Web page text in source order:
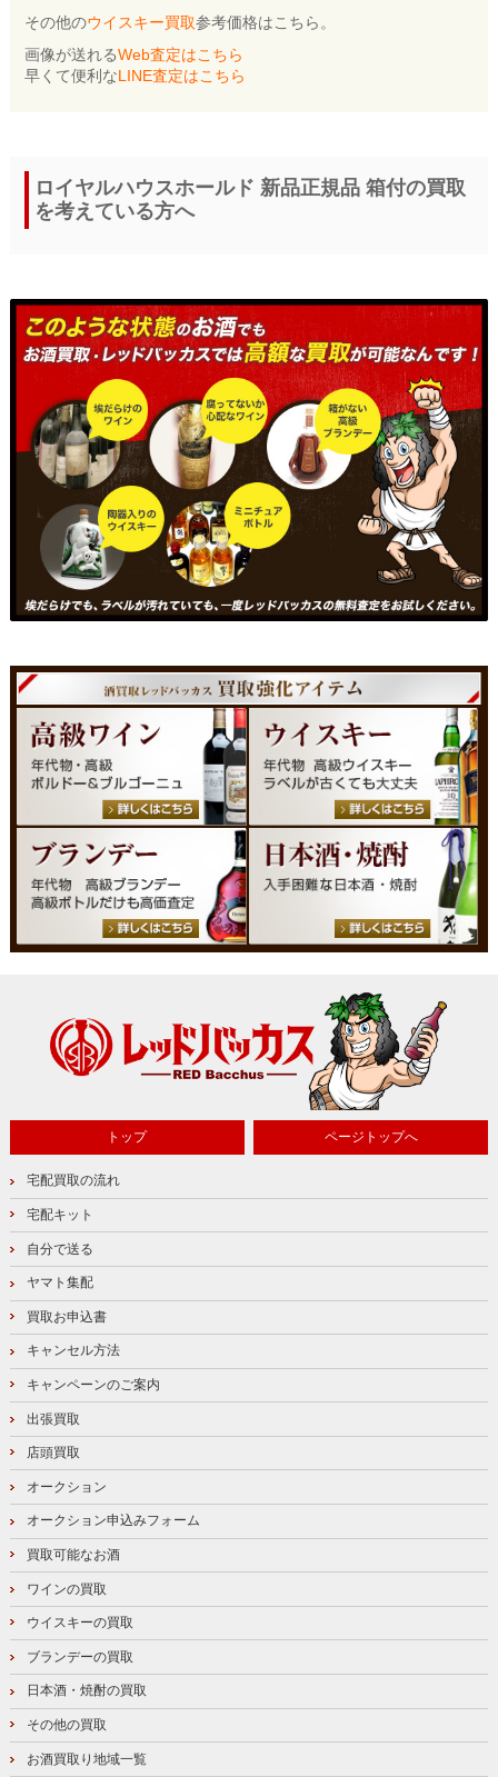
その他のウイスキー買取参考価格はこちら。
画像が送れるWeb査定はこちら
早くて便利なLINE査定はこちら
ロイヤルハウスホールド 新品正規品 箱付の買取
を考えている方へ
トップ ページトップへ
宅配買取の流れ
宅配キット
自分で送る
ヤマト集配
買取お申込書
キャンセル方法
キャンペーンのご案内
出張買取
店頭買取
オークション
オークション申込みフォーム
買取可能なお酒
ワインの買取
ウイスキーの買取
ブランデーの買取
日本酒・焼酎の買取
その他の買取
お酒買取り地域一覧